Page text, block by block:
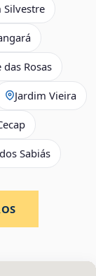
Silvestre
das Rosas
Jardim Vieira
Sabiás